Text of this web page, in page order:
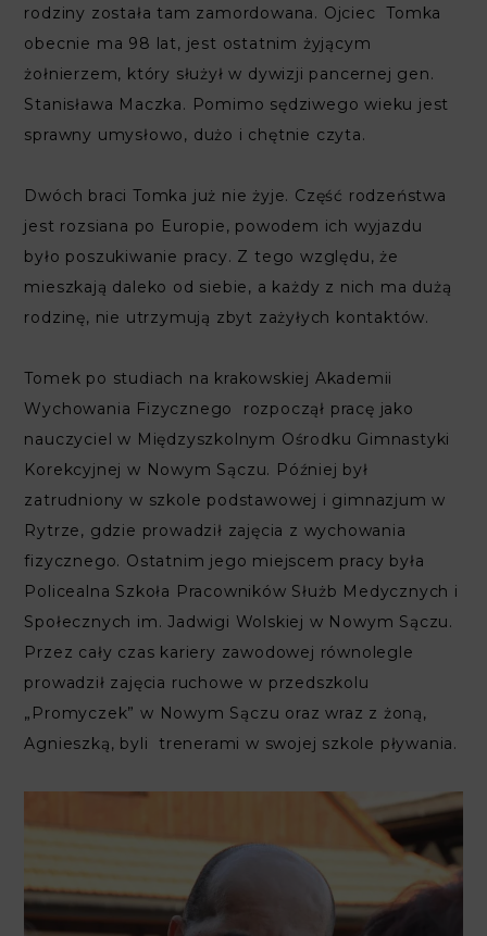
rodziny została tam zamordowana. Ojciec Tomka
obecnie ma 98 lat, jest ostatnim żyjącym
żołnierzem, który służył w dywizji pancernej gen.
Stanisława Maczka. Pomimo sędziwego wieku jest
sprawny umysłowo, dużo i chętnie czyta.
Dwóch braci Tomka już nie żyje. Część rodzeństwa
jest rozsiana po Europie, powodem ich wyjazdu
było poszukiwanie pracy. Z tego względu, że
mieszkają daleko od siebie, a każdy z nich ma dużą
rodzinę, nie utrzymują zbyt zażyłych kontaktów.
Tomek po studiach na krakowskiej Akademii
Wychowania Fizycznego rozpoczął pracę jako
nauczyciel w Międzyszkolnym Ośrodku Gimnastyki
Korekcyjnej w Nowym Sączu. Później był
zatrudniony w szkole podstawowej i gimnazjum w
Rytrze, gdzie prowadził zajęcia z wychowania
fizycznego. Ostatnim jego miejscem pracy była
Policealna Szkoła Pracowników Służb Medycznych i
Społecznych im. Jadwigi Wolskiej w Nowym Sączu.
Przez cały czas kariery zawodowej równolegle
prowadził zajęcia ruchowe w przedszkolu
„Promyczek” w Nowym Sączu oraz wraz z żoną,
Agnieszką, byli trenerami w swojej szkole pływania.